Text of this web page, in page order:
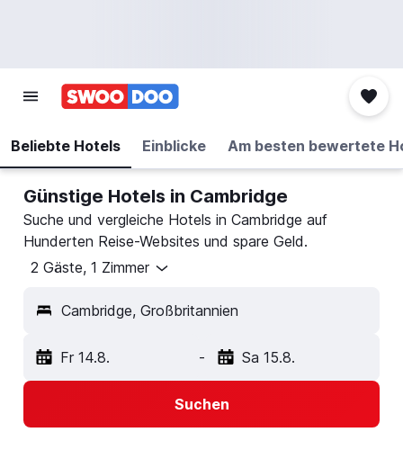
Beliebte Hotels Einblicke Am besten bewertete
Günstige Hotels in Cambridge
Suche und vergleiche Hotels in Cambridge auf
Hunderten Reise-Websites und spare Geld.
2 Gäste, 1 Zimmer
Cambridge, Großbritannien
Fr 14.8. - Sa 15.8.
Suchen